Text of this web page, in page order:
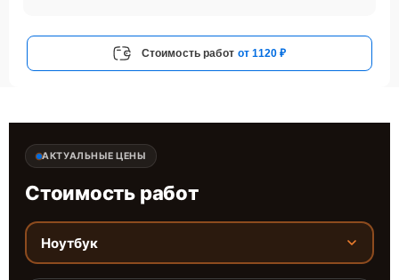
Стоимость работ от 1120 ₽
АКТУАЛЬНЫЕ ЦЕНЫ
Стоимость работ
Ноутбук